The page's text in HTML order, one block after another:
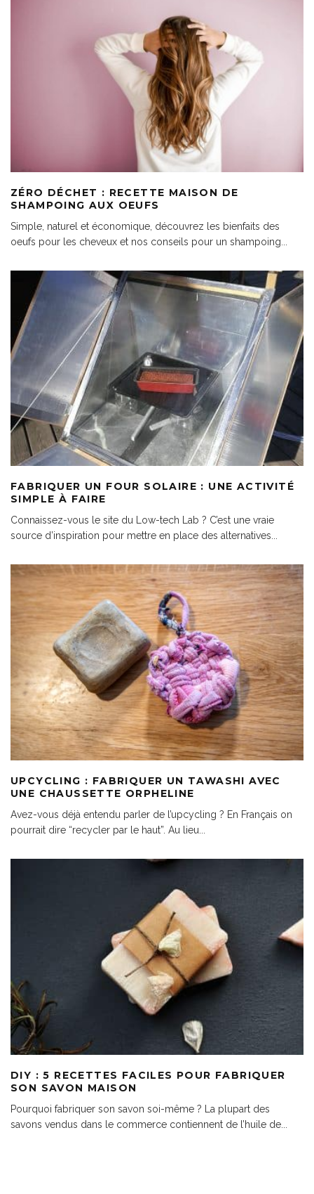
ZÉRO DÉCHET : RECETTE MAISON DE
SHAMPOING AUX OEUFS
Simple, naturel et économique, découvrez les bienfaits des
oeufs pour les cheveux et nos conseils pour un shampoing
FABRIQUER UN FOUR SOLAIRE : UNE ACTIVITÉ
SIMPLE À FAIRE
Connaissez-vous le site du Low-tech Lab ? C’est une vraie
source d’inspiration pour mettre en place des alternatives...
UPCYCLING : FABRIQUER UN TAWASHI AVEC
UNE CHAUSSETTE ORPHELINE
Avez-vous déjà entendu parler de l’upcycling ? En Français on
pourrait dire “recycler par le haut”. Au lieu
DIY : 5 RECETTES FACILES POUR FABRIQUER
SON SAVON MAISON
Pourquoi fabriquer son savon soi-même ? La plupart des
savons vendus dans le commerce contiennent de l’huile de